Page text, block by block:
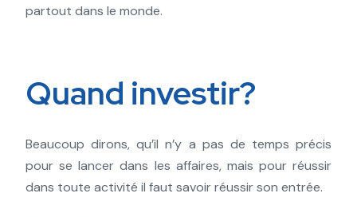
partout dans le monde.
Quand investir?
Beaucoup dirons, qu’il n’y a pas de temps précis
pour se lancer dans les affaires, mais pour réussir
dans toute activité il faut savoir réussir son entrée.